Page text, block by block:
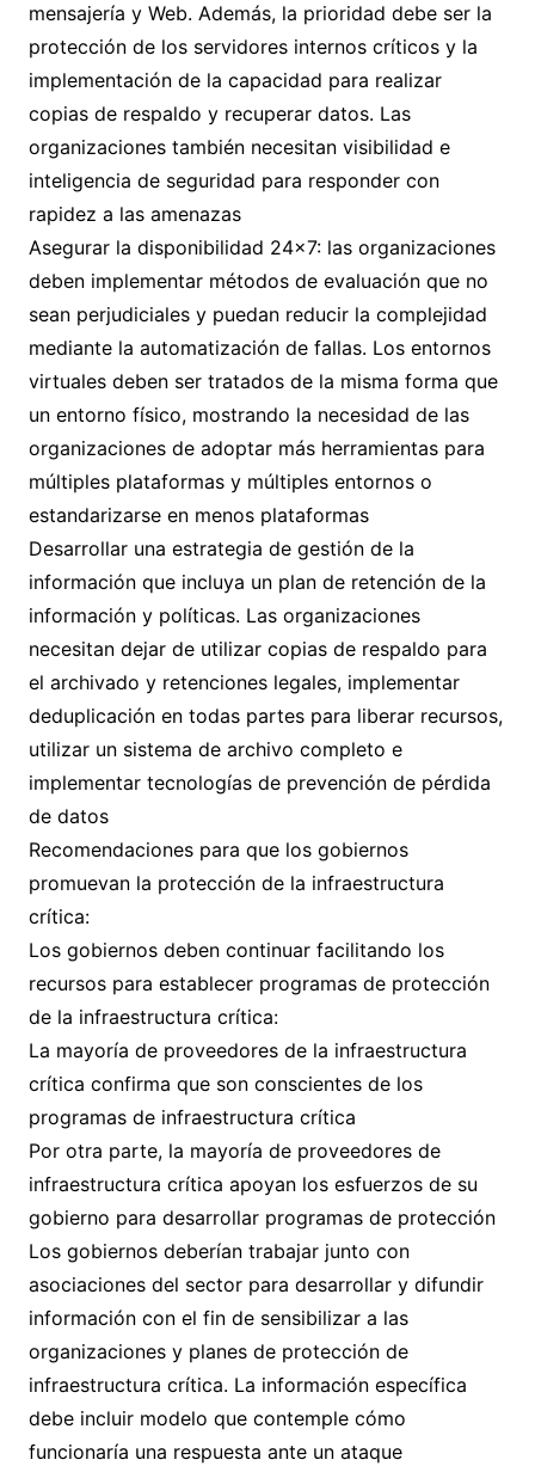
mensajería y Web. Además, la prioridad debe ser la
protección de los servidores internos críticos y la
implementación de la capacidad para realizar
copias de respaldo y recuperar datos. Las
organizaciones también necesitan visibilidad e
inteligencia de seguridad para responder con
rapidez a las amenazas
Asegurar la disponibilidad 24×7: las organizaciones
deben implementar métodos de evaluación que no
sean perjudiciales y puedan reducir la complejidad
mediante la automatización de fallas. Los entornos
virtuales deben ser tratados de la misma forma que
un entorno físico, mostrando la necesidad de las
organizaciones de adoptar más herramientas para
múltiples plataformas y múltiples entornos o
estandarizarse en menos plataformas
Desarrollar una estrategia de gestión de la
información que incluya un plan de retención de la
información y políticas. Las organizaciones
necesitan dejar de utilizar copias de respaldo para
el archivado y retenciones legales, implementar
deduplicación en todas partes para liberar recursos,
utilizar un sistema de archivo completo e
implementar tecnologías de prevención de pérdida
de datos
Recomendaciones para que los gobiernos
promuevan la protección de la infraestructura
crítica:
Los gobiernos deben continuar facilitando los
recursos para establecer programas de protección
de la infraestructura crítica:
La mayoría de proveedores de la infraestructura
crítica confirma que son conscientes de los
programas de infraestructura crítica
Por otra parte, la mayoría de proveedores de
infraestructura crítica apoyan los esfuerzos de su
gobierno para desarrollar programas de protección
Los gobiernos deberían trabajar junto con
asociaciones del sector para desarrollar y difundir
información con el fin de sensibilizar a las
organizaciones y planes de protección de
infraestructura crítica. La información específica
debe incluir modelo que contemple cómo
funcionaría una respuesta ante un ataque